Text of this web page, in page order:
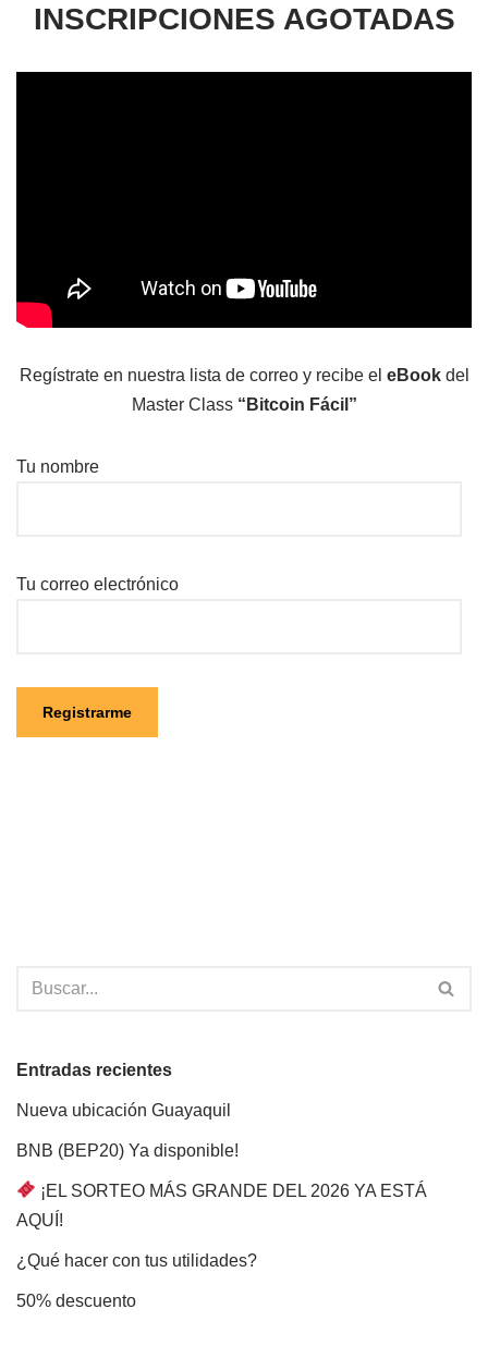
INSCRIPCIONES AGOTADAS
Regístrate en nuestra lista de correo y recibe el eBookdel
Master Class “Bitcoin Fácil”
Tu nombre
Tu correo electrónico
Entradas recientes
Nueva ubicación Guayaquil
BNB (BEP20) Ya disponible!
¡EL SORTEO MÁS GRANDE DEL 2026 YA ESTÁ
AQUÍ!
¿Qué hacer con tus utilidades?
50% descuento